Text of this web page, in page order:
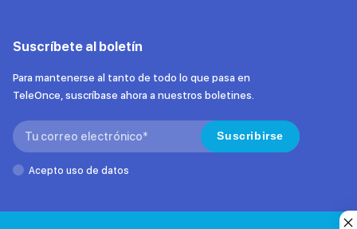
Suscríbete al boletín
Para mantenerse al tanto de todo lo que pasa en
TeleOnce, suscríbase ahora a nuestros boletines.
Search: Suscribirse
Acepto uso de datos